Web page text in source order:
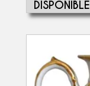
DISPONIBLE